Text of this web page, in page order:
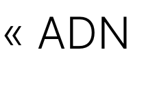
ADN